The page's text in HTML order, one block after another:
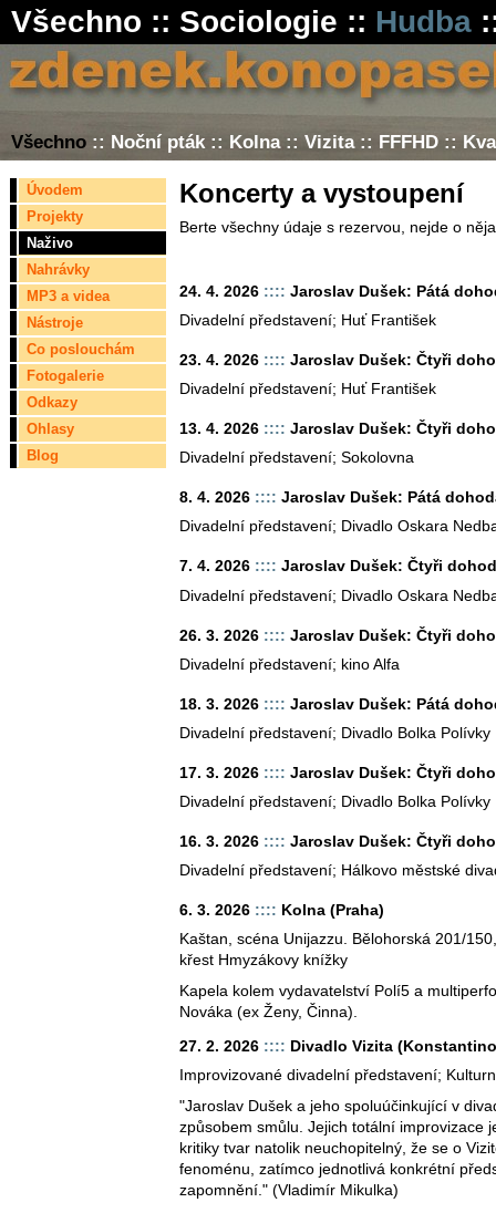
Všechno :: Sociologie :: Hudba
Všechno :: Noční pták:: Kolna:: Vizita:: FFFHD ::
Úvodem
Projekty
Naživo
Nahrávky
MP3 a videa
Nástroje
Co poslouchám
Fotogalerie
Odkazy
Ohlasy
Blog
Koncerty a vystoupení
Berte všechny údaje s rezervou, nejde o
24. 4. 2026 :::: Jaroslav Dušek: Pátá
Divadelní představení; Huť František
23. 4. 2026 :::: Jaroslav Dušek: Čtyři
Divadelní představení; Huť František
13. 4. 2026 :::: Jaroslav Dušek: Čtyři
Divadelní představení; Sokolovna
8. 4. 2026 :::: Jaroslav Dušek: Pátá
Divadelní představení; Divadlo Oskara
7. 4. 2026 :::: Jaroslav Dušek: Čtyři
Divadelní představení; Divadlo Oskara
26. 3. 2026 :::: Jaroslav Dušek: Čtyři
Divadelní představení; kino Alfa
18. 3. 2026 :::: Jaroslav Dušek: Pátá
Divadelní představení; Divadlo Bolka Polívky
17. 3. 2026 :::: Jaroslav Dušek: Čtyři
Divadelní představení; Divadlo Bolka Polívky
16. 3. 2026 :::: Jaroslav Dušek: Čtyři
Divadelní představení; Hálkovo městské
6. 3. 2026 :::: Kolna (Praha)
Kaštan, scéna Unijazzu. Bělohorská 201/
křest Hmyzákovy knížky
Kapela kolem vydavatelství Polí5 a
Nováka (ex Ženy, Činna).
27. 2. 2026 :::: Divadlo Vizita
Improvizované divadelní představení;
"Jaroslav Dušek a jeho spoluúčinkující v
způsobem smůlu. Jejich totální improvizace
kritiky tvar natolik neuchopitelný, že se o
fenoménu, zatímco jednotlivá konkrétní
zapomnění." (Vladimír Mikulka)